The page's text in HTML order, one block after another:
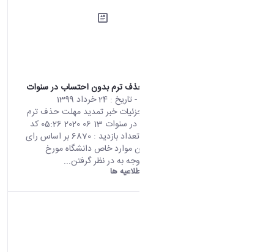
تمدید مهلت حذف ترم بدون احتساب در سنوات
- تاریخ : 24 خرداد 1399
صفحه اصلی جزئیات خبر تمدید مهلت حذف ترم
بدون احتساب در سنوات 13 06 2020 05:26 کد
خبر : 701566 تعداد بازدید : 6870 بر اساس رای
جلسه کمیسیون موارد خاص دانشگاه مورخ
اطلاعیه ها